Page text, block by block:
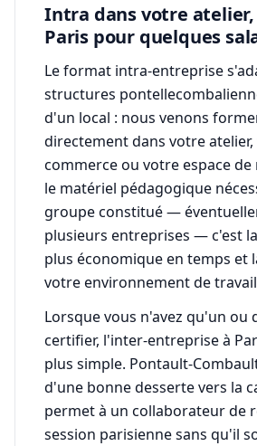
Intra dans votre
Paris pour quelques
Le format intra-entreprise
structures
d'un local : nous venons
directement dans votre
commerce ou votre espace de
le matériel pédagogique
groupe constitué —
plusieurs entreprises — c'est
plus économique en temps et
votre environnement de
Lorsque vous n'avez qu'un ou
certifier, l'inter-entreprise à
plus simple. Pontault-
d'une bonne desserte vers la
permet à un collaborateur de
session parisienne sans qu'il